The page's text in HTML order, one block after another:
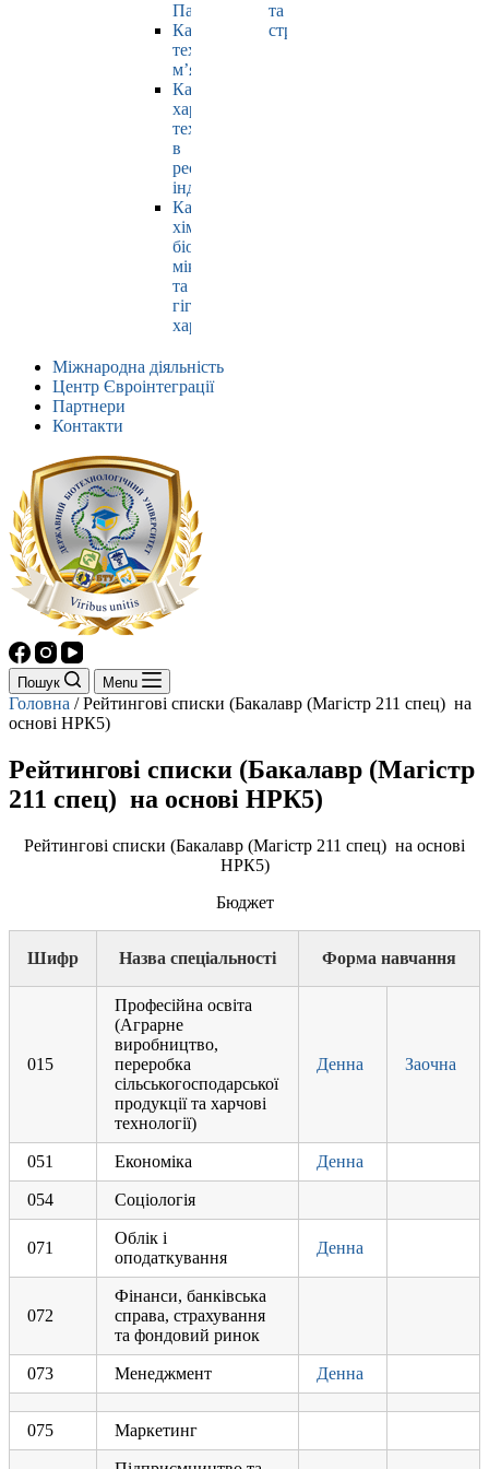
Павлюк
Кафедра
технології
м’яса
Кафедра
харчових
технологій
в
ресторанній
індустрії
Кафедра
хімії,
біохімії,
мікробіології
та
гігієни
харчування
та
страхування
Міжнародна діяльність
Центр Євроінтеграції
Партнери
Контакти
Пошук Menu
Головна /Рейтингові списки (Бакалавр (Магістр 211 спец) на
основі НРК5)
Рейтингові списки (Бакалавр (Магістр
211 спец) на основі НРК5)
Рейтингові списки (Бакалавр (Магістр 211 спец) на основі
НРК5)
Бюджет
Шифр Назва спеціальності Форма навчання
015
Професійна освіта
(Аграрне
виробництво,
переробка
сільськогосподарської
продукції та харчові
технології)
Денна Заочна
051 Економіка Денна
054 Соціологія
071
Облік і
оподаткування
Денна
072
Фінанси, банківська
справа, страхування
та фондовий ринок
073 Менеджмент Денна
075 Маркетинг